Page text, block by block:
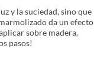
y la suciedad, sino que
da un efecto
sobre madera,
pasos!